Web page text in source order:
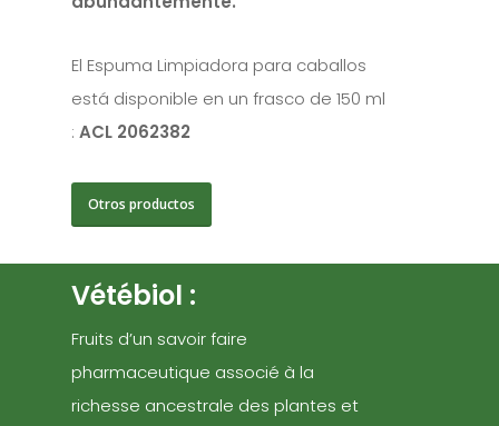
El Espuma Limpiadora para caballos
está disponible en un frasco de 150 ml
:ACL 2062382
Otros productos
Vétébiol :
Fruits d’un savoir faire
pharmaceutique associé à la
richesse ancestrale des plantes et